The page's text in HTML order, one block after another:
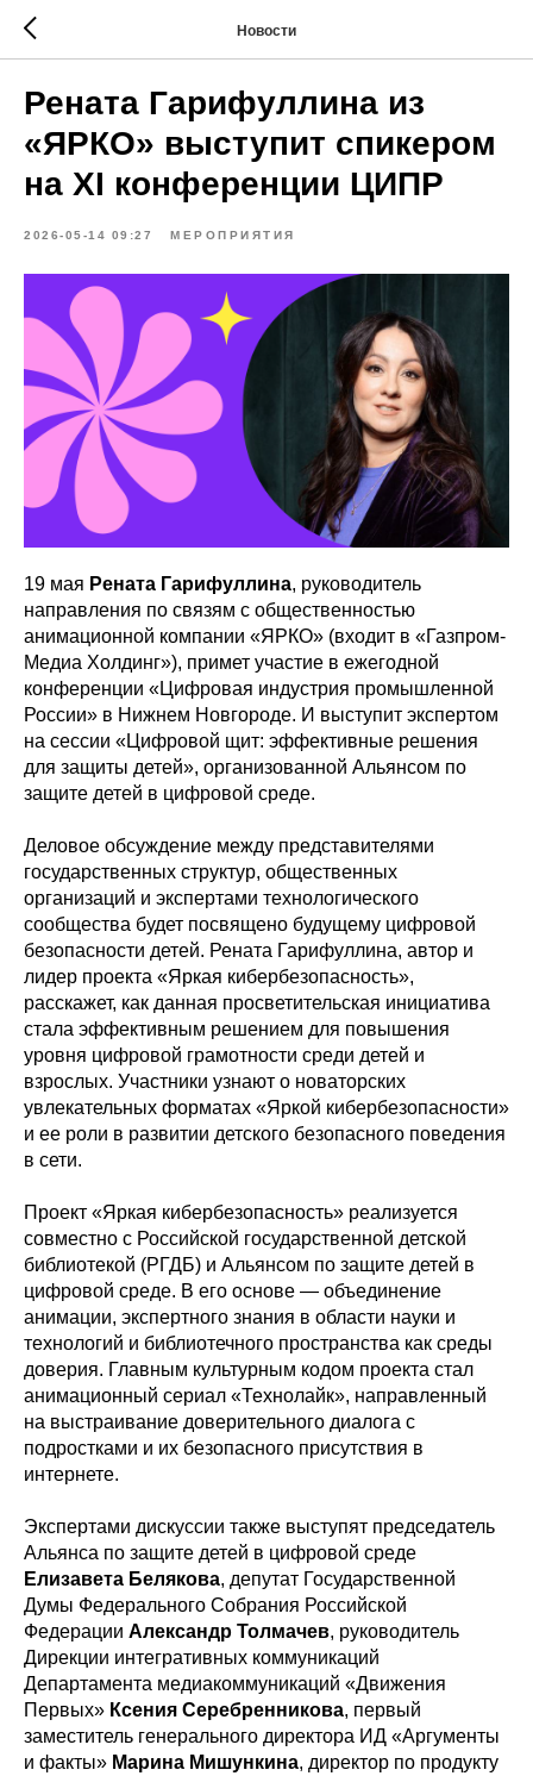
Новости
Рената Гарифуллина из
«ЯРКО» выступит спикером
на XI конференции ЦИПР
2026-05-14 09:27 МЕРОПРИЯТИЯ
19 мая Рената Гарифуллина, руководитель
направления по связям с общественностью
анимационной компании «ЯРКО» (входит в «Газпром-
Медиа Холдинг»), примет участие в ежегодной
конференции «Цифровая индустрия промышленной
России» в Нижнем Новгороде. И выступит экспертом
на сессии «Цифровой щит: эффективные решения
для защиты детей», организованной Альянсом по
защите детей в цифровой среде.
Деловое обсуждение между представителями
государственных структур, общественных
организаций и экспертами технологического
сообщества будет посвящено будущему цифровой
безопасности детей. Рената Гарифуллина, автор и
лидер проекта «Яркая кибербезопасность»,
расскажет, как данная просветительская инициатива
стала эффективным решением для повышения
уровня цифровой грамотности среди детей и
взрослых. Участники узнают о новаторских
увлекательных форматах «Яркой кибербезопасности»
и ее роли в развитии детского безопасного поведения
в сети.
Проект «Яркая кибербезопасность» реализуется
совместно с Российской государственной детской
библиотекой (РГДБ) и Альянсом по защите детей в
цифровой среде. В его основе — объединение
анимации, экспертного знания в области науки и
технологий и библиотечного пространства как среды
доверия. Главным культурным кодом проекта стал
анимационный сериал «Технолайк», направленный
на выстраивание доверительного диалога с
подростками и их безопасного присутствия в
интернете.
Экспертами дискуссии также выступят председатель
Альянса по защите детей в цифровой среде
Елизавета Белякова, депутат Государственной
Думы Федерального Собрания Российской
Федерации Александр Толмачев, руководитель
Дирекции интегративных коммуникаций
Департамента медиакоммуникаций «Движения
Первых» Ксения Серебренникова, первый
заместитель генерального директора ИД «Аргументы
и факты» Марина Мишункина, директор по продукту